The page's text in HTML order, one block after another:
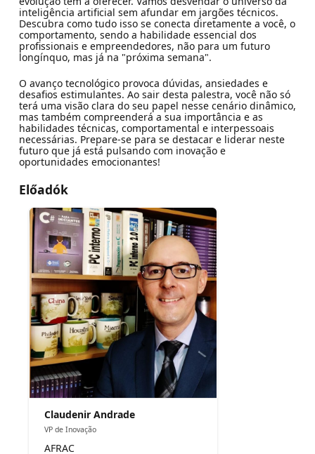
inteligência artificial sem afundar em jargões técnicos.
Descubra como tudo isso se conecta diretamente a você, o
comportamento, sendo a habilidade essencial dos
profissionais e empreendedores, não para um futuro
longínquo, mas já na "próxima semana".
O avanço tecnológico provoca dúvidas, ansiedades e
desafios estimulantes. Ao sair desta palestra, você não só
terá uma visão clara do seu papel nesse cenário dinâmico,
mas também compreenderá a sua importância e as
habilidades técnicas, comportamental e interpessoais
necessárias. Prepare-se para se destacar e liderar neste
futuro que já está pulsando com inovação e
oportunidades emocionantes!
Előadók
Claudenir Andrade
VP de Inovação
AFRAC